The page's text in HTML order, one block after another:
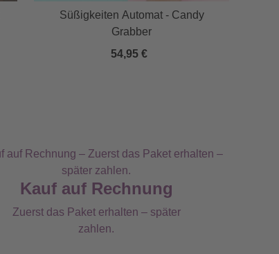
Süßigkeiten Automat - Candy
Grabber
54,95 €
Kauf auf Rechnung
Zuerst das Paket erhalten – später
zahlen.